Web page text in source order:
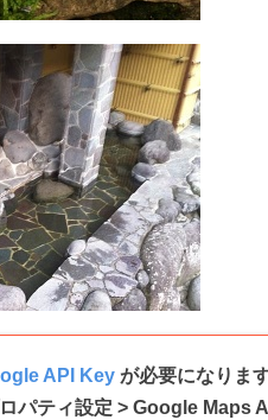
API Key が必要になります
パティ設定 > Google Maps